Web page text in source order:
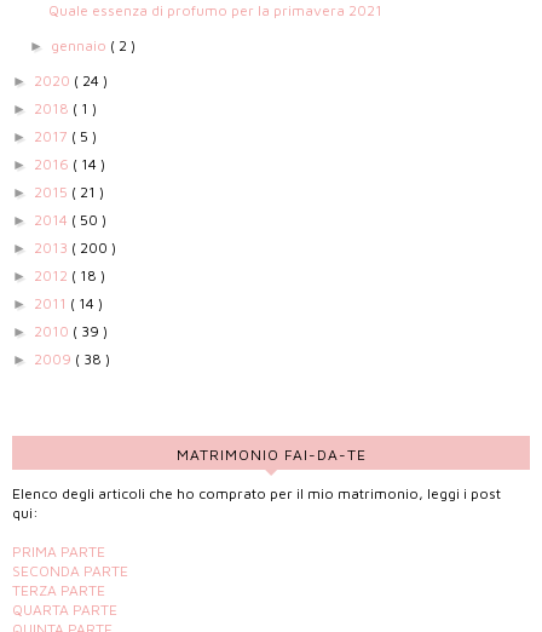
Quale essenza di profumo per la primavera 2021
► gennaio ( 2 )
► 2020 ( 24 )
► 2018 ( 1 )
► 2017 ( 5 )
► 2016 ( 14 )
► 2015 ( 21 )
► 2014 ( 50 )
► 2013 ( 200 )
► 2012 ( 18 )
► 2011 ( 14 )
► 2010 ( 39 )
► 2009 ( 38 )
MATRIMONIO FAI-DA-TE
Elenco degli articoli che ho comprato per il mio matrimonio, leggi i post
qui:
PRIMA PARTE
SECONDA PARTE
TERZA PARTE
QUARTA PARTE